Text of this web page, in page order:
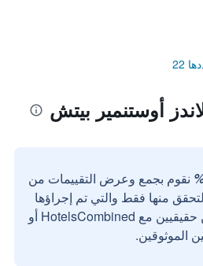
22
أوستنمير بيتش
نقوم بجمع وعرض التقييمات من
منها فقط والتي تم إجراؤها
بواسطة مستخدمين حقيقيين مع HotelsCombined أو
الموثوقين.